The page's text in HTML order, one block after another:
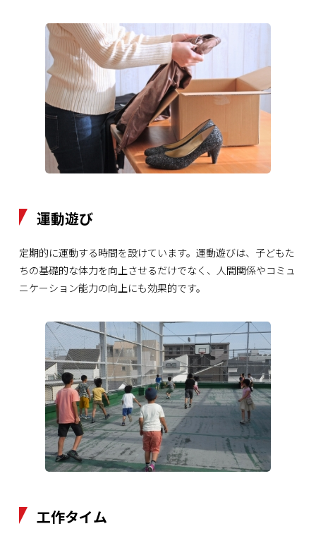
運動遊び
定期的に運動する時間を設けています。運動遊びは、子どもた
ちの基礎的な体力を向上させるだけでなく、人間関係やコミュ
ニケーション能力の向上にも効果的です。
工作タイム